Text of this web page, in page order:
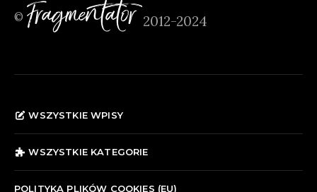
© Fragmentator 2012-2024
WSZYSTKIE WPISY
WSZYSTKIE KATEGORIE
POLITYKA PLIKÓW COOKIES (EU)